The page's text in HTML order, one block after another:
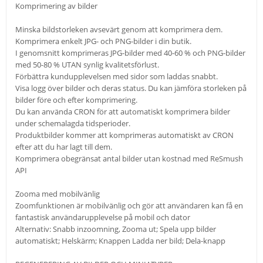
Komprimering av bilder
Minska bildstorleken avsevärt genom att komprimera dem.
Komprimera enkelt JPG- och PNG-bilder i din butik.
I genomsnitt komprimeras JPG-bilder med 40-60 % och PNG-bilder
med 50-80 % UTAN synlig kvalitetsförlust.
Förbättra kundupplevelsen med sidor som laddas snabbt.
Visa logg över bilder och deras status. Du kan jämföra storleken på
bilder före och efter komprimering.
Du kan använda CRON för att automatiskt komprimera bilder
under schemalagda tidsperioder.
Produktbilder kommer att komprimeras automatiskt av CRON
efter att du har lagt till dem.
Komprimera obegränsat antal bilder utan kostnad med ReSmush
API
Zooma med mobilvänlig
Zoomfunktionen är mobilvänlig och gör att användaren kan få en
fantastisk användarupplevelse på mobil och dator
Alternativ: Snabb inzoomning, Zooma ut; Spela upp bilder
automatiskt; Helskärm; Knappen Ladda ner bild; Dela-knapp